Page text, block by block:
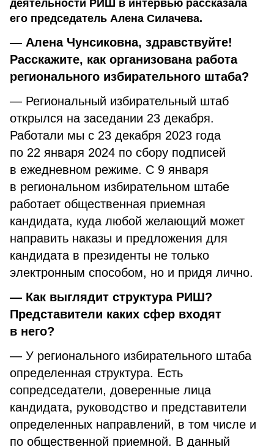
деятельности РИШ в интервью рассказала
его председатель Алена Силачева.
— Алена Чунсиковна, здравствуйте!
Расскажите, как организована работа
регионального избирательного штаба?
— Региональный избирательный штаб
открылся на заседании 23 декабря.
Работали мы с 23 декабря 2023 года
по 22 января 2024 по сбору подписей
в ежедневном режиме. С 9 января
в региональном избирательном штабе
работает общественная приемная
кандидата, куда любой желающий может
направить наказы и предложения для
кандидата в президенты не только
электронным способом, но и придя лично.
— Как выглядит структура РИШ?
Представители каких сфер входят
в него?
— У регионального избирательного штаба
определенная структура. Есть
сопредседатели, доверенные лица
кандидата, руководство и представители
определенных направлений, в том числе и
по общественной приемной. В данный